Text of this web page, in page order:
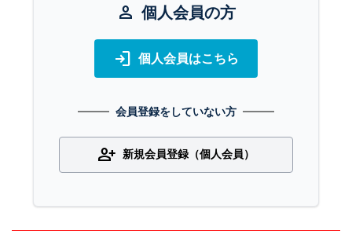
person 個人会員の方
login 個人会員はこちら
会員登録をしていない方
person_add 新規会員登録（個人会員）